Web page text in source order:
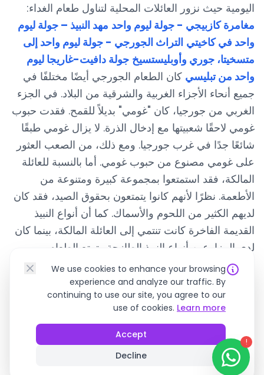
We use cookies to enhance your browsing
experience and analyze our traffic. By
continuing to use our site, you agree to our
use of cookies. Learn more
Accept
Decline
اليومية حيث نزور العائلات المحلية لتناول طعام الغداء:
مغامرة كازبيجي - جولة ليوم واحد مهد النبيذ – جولة ليوم
واحد في كاخيتي التراث الجورجي - جولة ليوم واحد إلى
متسخيتا، جوري وأوبليستسيخ جولة دافيت-غاريجا ليوم
واحد من تبليسي كان الطعام الجورجي أيضًا مختلفًا في
جميع أنحاء الأجزاء الغربية والشرقية من البلاد. في الجزء
الغربي من جورجيا، كان "غومي" بديلاً للقمح. فقدت حبوب
غومي لاحقًا شعبيتها مع إدخال الذرة. لا يزال غومي طبقًا
شائعًا جدًا في غرب جورجيا. ومع ذلك، من الصعب العثور
على غومي مصنوع من حبوب غومي. أما بالنسبة للعائلة
المالكة، فقد استمتعوا بمجموعة كبيرة ومتنوعة من
الأطعمة. نظرًا لأنهم كانوا يتمتعون بحقوق الصيد، فقد كان
لديهم الكثير من اللحوم والأسماك. كما أن أنواع النبيذ
القديمة الفاخرة كانت تنتمي إلى العائلة المالكة، بينما كان
لدى المزارعين أنواع النبيذ الطازجة. يتمتع الطعام
الجورجي بالعديد من التأثيرات من جميع أنحاء العالم، وقد
حدث ذلك بتأثير طريق الحرير. يحتوي الطعام الجورجي
على عناصر من المطبخ التركي والأرمني والعربي
والفارسي والروسي.
!